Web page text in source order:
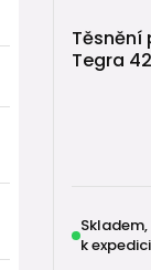
vyššími
📏Jak
Těsnění
Tegra
k expedici